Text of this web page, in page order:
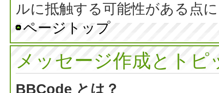
ルに抵触する可能性がある点
ページトップ
メッセージ作成とトピ
BBCode とは？